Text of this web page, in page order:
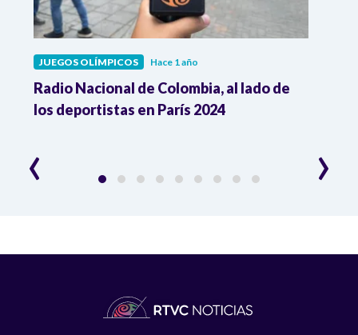
JUEGOS OLÍMPICOS Hace 1 año
Radio Nacional de Colombia, al lado de
los deportistas en París 2024
‹ ›